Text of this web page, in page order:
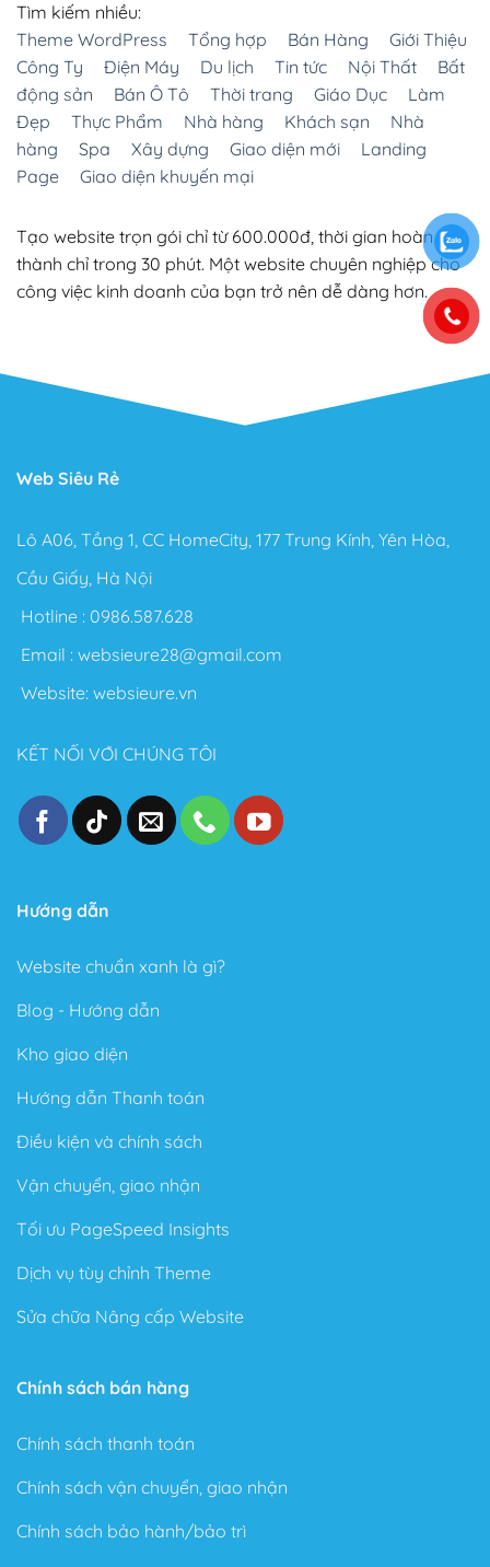
Tìm kiếm nhiều:
Theme WordPress
Tổng hợp Bán Hàng
Giới Thiệu
Công Ty
Điện Máy Du lịch Tin tức Nội Thất
Bất
động sản
Bán Ô Tô Thời trang Giáo Dục
Làm
Đẹp
Thực Phẩm Nhà hàng Khách sạn
Nhà
hàng
Spa Xây dựng Giao diện mới
Landing
Page
Giao diện khuyến mại
Tạo website trọn gói chỉ từ 600.000đ, thời gian hoàn
thành chỉ trong 30 phút. Một website chuyên nghiệp cho
công việc kinh doanh của bạn trở nên dễ dàng hơn.
Web Siêu Rẻ
Lô A06, Tầng 1, CC HomeCity, 177 Trung Kính, Yên Hòa,
Cầu Giấy, Hà Nội
Hotline : 0986.587.628
Email : websieure28@gmail.com
Website: websieure.vn
KẾT NỐI VỚI CHÚNG TÔI
Hướng dẫn
Website chuẩn xanh là gì?
Blog - Hướng dẫn
Kho giao diện
Hướng dẫn Thanh toán
Điều kiện và chính sách
Vận chuyển, giao nhận
Tối ưu PageSpeed Insights
Dịch vụ tùy chỉnh Theme
Sửa chữa Nâng cấp Website
Chính sách bán hàng
Chính sách thanh toán
Chính sách vận chuyển, giao nhận
Chính sách bảo hành/bảo trì